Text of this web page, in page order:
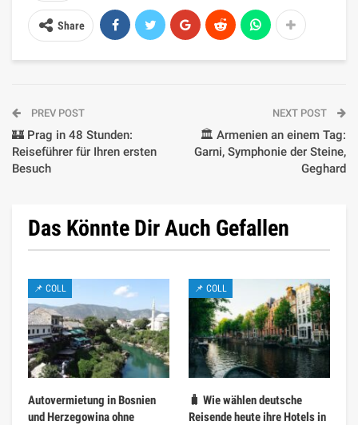
Share
PREV POST
🏰 Prag in 48 Stunden:
Reiseführer für Ihren ersten
Besuch
NEXT POST
🏛️ Armenien an einem Tag:
Garni, Symphonie der Steine,
Geghard
Das Könnte Dir Auch Gefallen
📌 COLL
Autovermietung in Bosnien
und Herzegowina ohne
📌 COLL
🧳 Wie wählen deutsche
Reisende heute ihre Hotels in